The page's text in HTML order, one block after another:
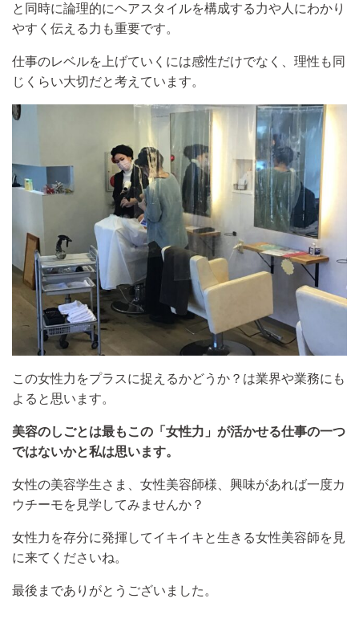
と同時に論理的にヘアスタイルを構成する力や人にわかり
やすく伝える力も重要です。
仕事のレベルを上げていくには感性だけでなく、理性も同
じくらい大切だと考えています。
この女性力をプラスに捉えるかどうか？は業界や業務にも
よると思います。
美容のしごとは最もこの「女性力」が活かせる仕事の一つ
ではないかと私は思います。
女性の美容学生さま、女性美容師様、興味があれば一度カ
ウチーモを見学してみませんか？
女性力を存分に発揮してイキイキと生きる女性美容師を見
に来てくださいね。
最後までありがとうございました。